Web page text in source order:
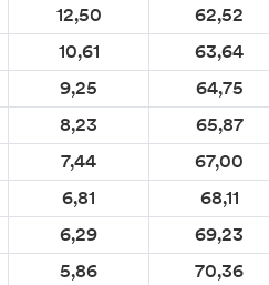
12,50
62,52
10,61
63,64
9,25
64,75
8,23
65,87
7,44
67,00
6,81
68,11
6,29
69,23
5,86 70,36